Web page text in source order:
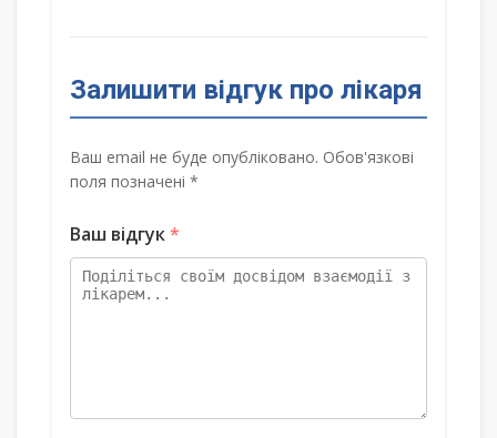
Залишити відгук про лікаря
Ваш email не буде опубліковано. Обов'язкові
поля позначені *
Ваш відгук*